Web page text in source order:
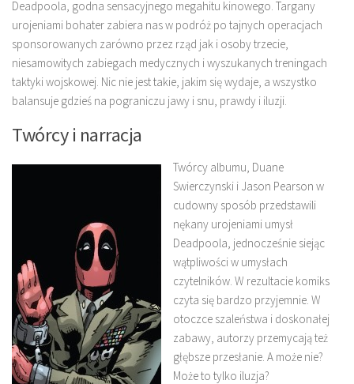
Deadpoola, godna sensacyjnego megahitu kinowego. Targany
urojeniami bohater zabiera nas w podróż po tajnych operacjach
sponsorowanych zarówno przez rząd jak i osoby trzecie,
niesamowitych zabiegach medycznych i wyszukanych treningach
taktyki wojskowej. Nic nie jest takie, jakim się wydaje, a wszystko
balansuje gdzieś na pograniczu jawy i snu, prawdy i iluzji.
Twórcy i narracja
Twórcy albumu, Duane
Swierczynski i Jason Pearson w
cudowny sposób przedstawili
nękany urojeniami umysł
Deadpoola, jednocześnie siejąc
wątpliwości w umysłach
czytelników. W rezultacie komiks
czyta się bardzo przyjemnie. W
otoczce szaleństwa i doskonałej
zabawy, autorzy przemycają też
głębsze przesłanie. A może nie?
Może to tylko iluzja?